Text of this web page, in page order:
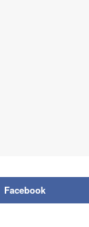
Facebook